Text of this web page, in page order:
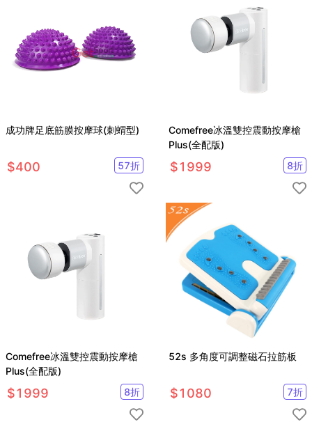
成功牌足底筋膜按摩球(刺蝟型)
$400 57折
Comefree冰溫雙控震動按摩槍
Plus(全配版)
$1999 8折
Comefree冰溫雙控震動按摩槍
Plus(全配版)
$1999 8折
52s 多角度可調整磁石拉筋板
$1080 7折